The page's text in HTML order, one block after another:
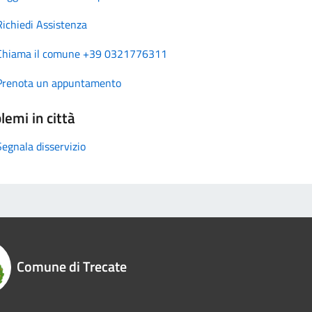
Assistenza
il comune +39 0321776311
un appuntamento
in città
disservizio
Comune di Trecate